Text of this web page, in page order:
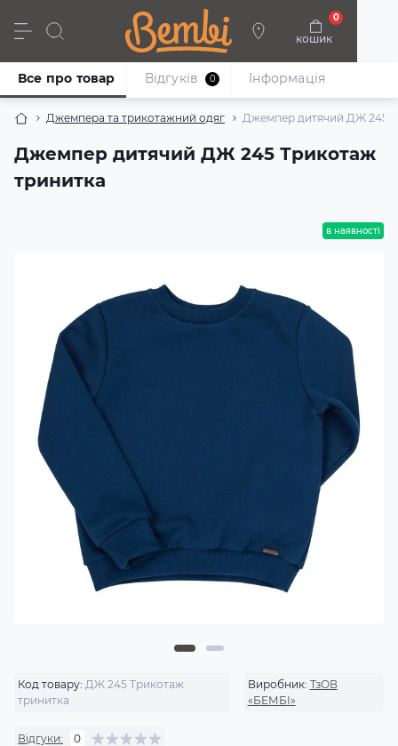
кошик
0
Дівчата Хлопці Немовлята Взуття
Джемпера та трикотажний одяг Джемпер дитячий ДЖ 245
Джемпер дитячий ДЖ 245 Трикотаж
тринитка
Все про товар Відгуків 0 Iнформація
в наявності
Код товару: ДЖ 245 Трикотаж
тринитка
Виробник: ТзОВ
«БЕМБІ»
Відгуки: 0